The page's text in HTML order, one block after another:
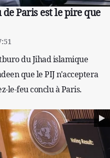
Paris est le pire que
du Jihad islamique
que le PIJ n'acceptera
le-feu conclu à Paris.